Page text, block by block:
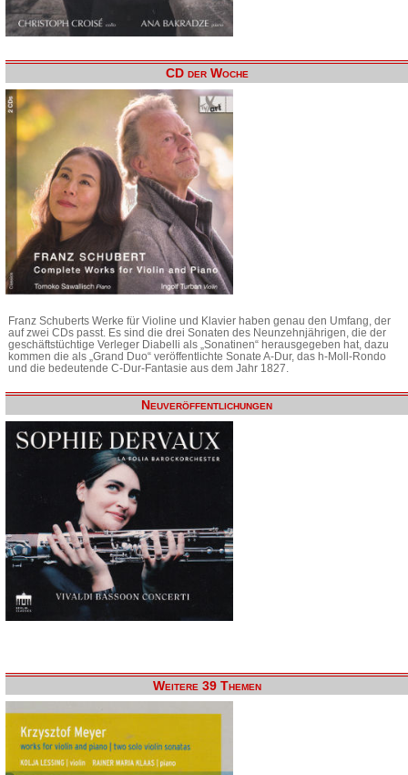
CD der Woche
Franz Schuberts Werke für Violine und Klavier haben genau den Umfang, der
auf zwei CDs passt. Es sind die drei Sonaten des Neunzehnjährigen, die der
geschäftstüchtige Verleger Diabelli als „Sonatinen“ herausgegeben hat, dazu
kommen die als „Grand Duo“ veröffentlichte Sonate A-Dur, das h-Moll-Rondo
und die bedeutende C-Dur-Fantasie aus dem Jahr 1827.
Neuveröffentlichungen
Weitere 39 Themen